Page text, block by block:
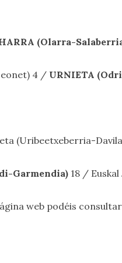
(Olarra-
4 / URNIETA
(Uribeetxeberria-
Garmendia) 18 /
web podéis